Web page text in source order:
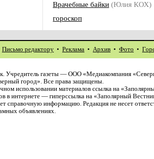
Врачебные байки (Юлия КОХ)
гороскоп
Письмо редактору • Реклама • Архив • Фото •
. Учредитель газеты — ООО «Медиакомпания
город». Все права защищены.
использовании материалов ссылка на
в интернете — гиперссылка на «Заполярный
справочную информацию. Редакция не несет
объявлениях.